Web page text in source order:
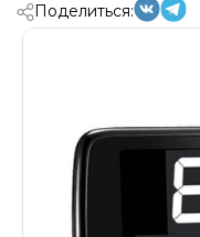
Поделиться: